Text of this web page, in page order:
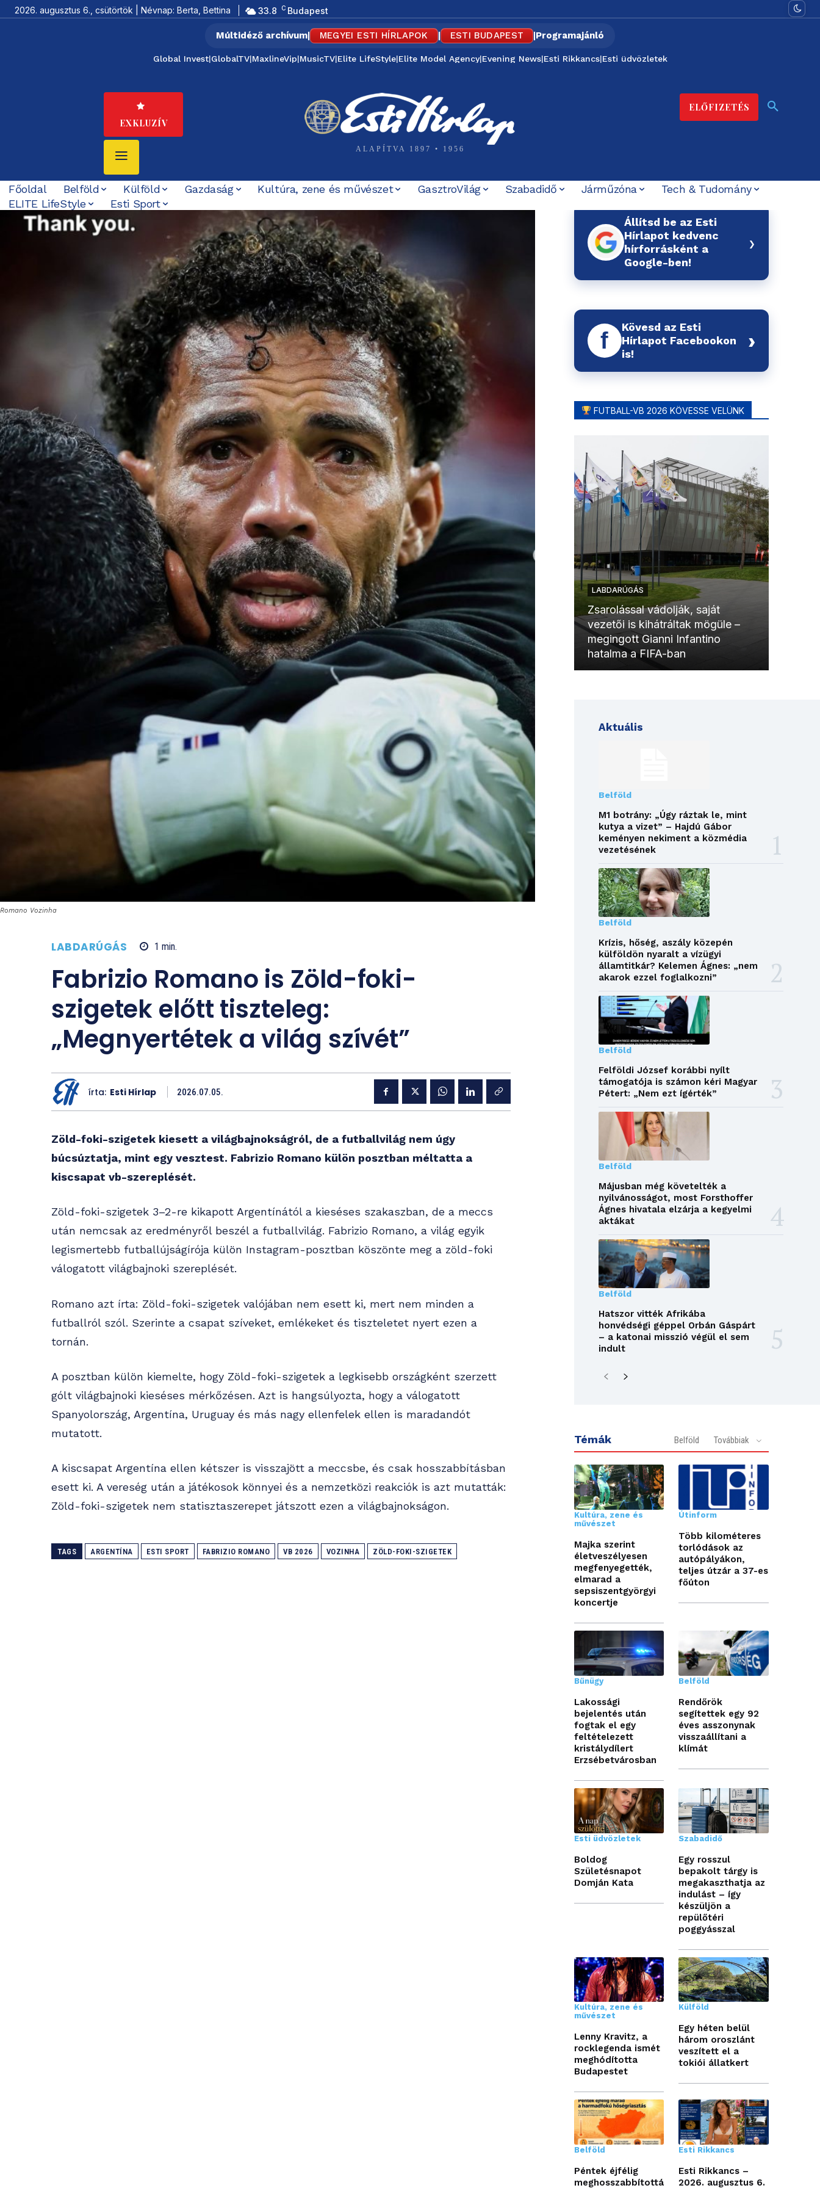
2026. augusztus 6., csütörtök | Névnap: Berta, Bettina 33.8 C Budapest
Múltidéző archívum| MEGYEI ESTI HÍRLAPOK | ESTI BUDAPEST |Programajánló
Global Invest|GlobalTV|MaxlineVip|MusicTV|Elite LifeStyle|Elite Model Agency|Evening News|Esti Rikkancs|Esti üdvözletek
EXKLUZÍV
ALAPÍTVA 1897 • 1956
ELŐFIZETÉS
Főoldal Belföld Külföld Gazdaság Kultúra, zene és művészet GasztroVilág Szabadidő Járműzóna
Tech & Tudomány
ELITE LifeStyle
Esti Sport
Romano Vozinha
LABDARÚGÁS 1 min.
Fabrizio Romano is Zöld-foki-
szigetek előtt tiszteleg:
„Megnyertétek a világ szívét”
írta: Esti Hírlap 2026.07.05.
Zöld-foki-szigetek kiesett a világbajnokságról, de a futballvilág nem úgy
búcsúztatja, mint egy vesztest. Fabrizio Romano külön posztban méltatta a
kiscsapat vb-szereplését.
Zöld-foki-szigetek 3–2-re kikapott Argentínától a kieséses szakaszban, de a meccs
után nemcsak az eredményről beszél a futballvilág. Fabrizio Romano, a világ egyik
legismertebb futballújságírója külön Instagram-posztban köszönte meg a zöld-foki
válogatott világbajnoki szereplését.
Romano azt írta: Zöld-foki-szigetek valójában nem esett ki, mert nem minden a
futballról szól. Szerinte a csapat szíveket, emlékeket és tiszteletet nyert ezen a
tornán.
A posztban külön kiemelte, hogy Zöld-foki-szigetek a legkisebb országként szerzett
gólt világbajnoki kieséses mérkőzésen. Azt is hangsúlyozta, hogy a válogatott
Spanyolország, Argentína, Uruguay és más nagy ellenfelek ellen is maradandót
mutatott.
A kiscsapat Argentína ellen kétszer is visszajött a meccsbe, és csak hosszabbításban
esett ki. A vereség után a játékosok könnyei és a nemzetközi reakciók is azt mutatták:
Zöld-foki-szigetek nem statisztaszerepet játszott ezen a világbajnokságon.
TAGS ARGENTÍNA ESTI SPORT FABRIZIO ROMANO VB 2026 VOZINHA ZÖLD-FOKI-SZIGETEK
Állítsd be az Esti
Hírlapot kedvenc
hírforrásként a
Google-ben!
›
f
Kövesd az Esti
Hírlapot Facebookon
is!
›
FUTBALL-VB 2026 KÖVESSE VELÜNK
LABDARÚGÁS
Zsarolással vádolják, saját
vezetői is kihátráltak mögüle –
megingott Gianni Infantino
hatalma a FIFA-ban
Aktuális
Belföld
M1 botrány: „Úgy ráztak le, mint
kutya a vizet” – Hajdú Gábor
keményen nekiment a közmédia
vezetésének
Belföld
Krízis, hőség, aszály közepén
külföldön nyaralt a vízügyi
államtitkár? Kelemen Ágnes: „nem
akarok ezzel foglalkozni”
Belföld
Felföldi József korábbi nyílt
támogatója is számon kéri Magyar
Pétert: „Nem ezt ígérték”
Belföld
Májusban még követelték a
nyilvánosságot, most Forsthoffer
Ágnes hivatala elzárja a kegyelmi
aktákat
Belföld
Hatszor vitték Afrikába
honvédségi géppel Orbán Gáspárt
– a katonai misszió végül el sem
indult
Témák Belföld Továbbiak
Kultúra, zene és
művészet
Majka szerint
életveszélyesen
megfenyegették,
elmarad a
sepsiszentgyörgyi
koncertje
Útinform
Több kilométeres
torlódások az
autópályákon,
teljes útzár a 37-es
főúton
Bűnügy
Lakossági
bejelentés után
fogtak el egy
feltételezett
kristálydílert
Erzsébetvárosban
Belföld
Rendőrök
segítettek egy 92
éves asszonynak
visszaállítani a
klímát
Esti üdvözletek
Boldog
Születésnapot
Domján Kata
Szabadidő
Egy rosszul
bepakolt tárgy is
megakaszthatja az
indulást – így
készüljön a
repülőtéri
poggyásszal
Kultúra, zene és
művészet
Lenny Kravitz, a
rocklegenda ismét
meghódította
Budapestet
Külföld
Egy héten belül
három oroszlánt
veszített el a
tokiói állatkert
Belföld
Péntek éjfélig
meghosszabbítottá
Esti Rikkancs
Esti Rikkancs –
2026. augusztus 6.